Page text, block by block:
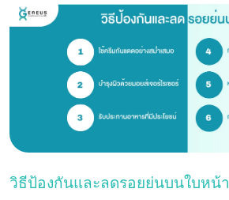
วิธีป้องกันและลดรอยย่นบนใบหน้า